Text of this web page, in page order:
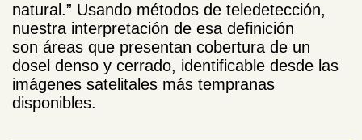
natural.” Usando métodos de teledetección,
nuestra interpretación de esa definición
son áreas que presentan cobertura de un
dosel denso y cerrado, identificable desde las
imágenes satelitales más tempranas
disponibles.